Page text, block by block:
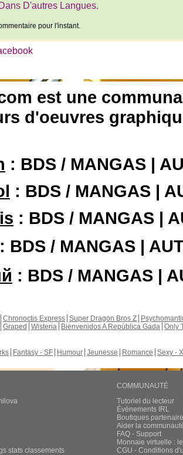
D'autres Langues.
pour l'instant.
est une
d'oeuvres
: BDS / MANGAS |
: BDS / MANGAS |
: BDS / MANGAS |
BDS / MANGAS |
: BDS / MANGAS |
Chronoctis Express Super Dragon Bros Z
Graped Wisteria Bienvenidos A República Gada Only
Fantasy - SF Humour Jeunesse Romance Sexy -
stats classements
COMMUNAUTÉ
Tutoriel du lecteur
Évènements IRL
Boutiques
Aider la
FAQ - Support
Monnaie virtuelle :
CGU - Conditions